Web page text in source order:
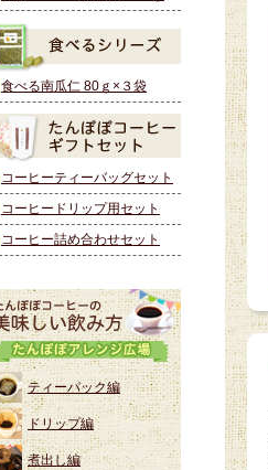
食べる南瓜仁 80ｇ×３袋
コーヒーティーバッグセット
コーヒードリップ用セット
コーヒー詰め合わせセット
ティーパック編
ドリップ編
煮出し編